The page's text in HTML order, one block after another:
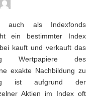
auch als Indexfonds
ein bestimmter Index
kauft und verkauft das
Wertpapiere des
exakte Nachbildung zu
ist aufgrund der
Aktien im Index oft